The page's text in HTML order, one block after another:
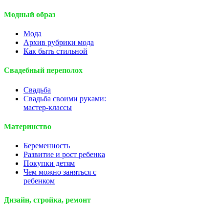
Модный образ
Мода
Архив рубрики мода
Как быть стильной
Свадебный переполох
Свадьба
Свадьба своими руками:
мастер-классы
Материнство
Беременность
Развитие и рост ребенка
Покупки детям
Чем можно заняться с
ребенком
Дизайн, стройка, ремонт